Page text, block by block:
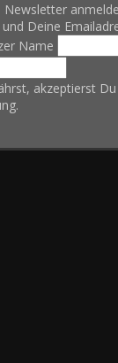
Newsletter
Deine
Name
akzeptierst Du